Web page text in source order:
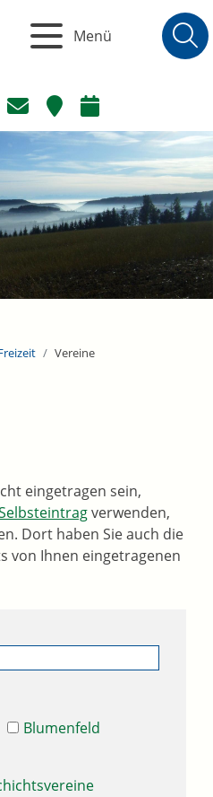
Menü
Vereine
eingetragen sein,
verwenden,
Dort haben Sie auch die
von Ihnen eingetragenen
Blumenfeld